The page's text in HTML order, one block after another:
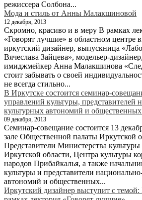
режиссера Солбона...
Мода и стиль от Анны Малакшиновой
12 декабря, 2013
Скромно, красиво и в меру В рамках
«Говорят лучшие» в областном центре
иркутский дизайнер, выпускница
Вячеслава Зайцева», модельер-
имиджмейкер Анна Малакшинова
стоит забывать о своей
не всегда стильно...
В Иркутске состоится семинар-
управлений культуры, представителей
культурных автономий и
09 декабря, 2013
Семинар-совещание состоится 13
зале Общественной палаты Иркутской
Представители Министерства культуры
Иркутской области, Центра культуры
народов Прибайкалья, а также
культуры и представители
автономий и общественных...
Иркутский дизайнер выступит с